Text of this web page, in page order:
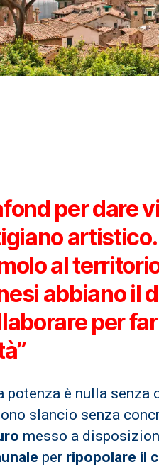
per dare
artistico.
al
abbiano il
per
potenza è nulla
slancio senza
messo a
per ripopolare il